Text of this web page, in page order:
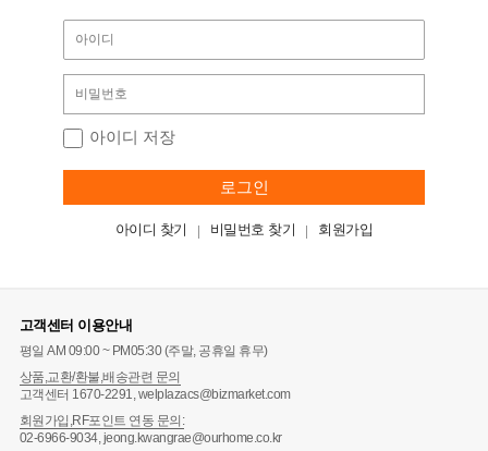
아이디 저장
로그인
아이디 찾기 비밀번호 찾기 회원가입
고객센터 이용안내
평일 AM 09:00 ~ PM05:30 (주말, 공휴일 휴무)
상품,교환/환불,배송관련 문의
고객센터 1670-2291, welplazacs@bizmarket.com
회원가입,RF포인트 연동 문의:
02-6966-9034, jeong.kwangrae@ourhome.co.kr